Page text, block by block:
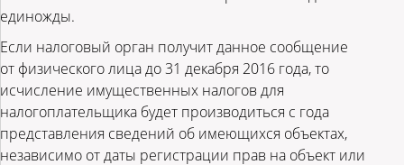
единожды.
Если налоговый орган получит данное сообщение
от физического лица до 31 декабря 2016 года, то
исчисление имущественных налогов для
налогоплательщика будет производиться с года
представления сведений об имеющихся объектах,
независимо от даты регистрации прав на объект или